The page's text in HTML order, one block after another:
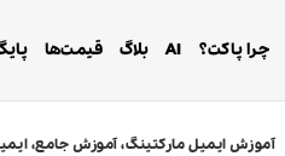
چرا پاکت؟ AI بلاگ قیمت‌ها
آموزش ایمیل مارکتینگ،آموزش جامع،